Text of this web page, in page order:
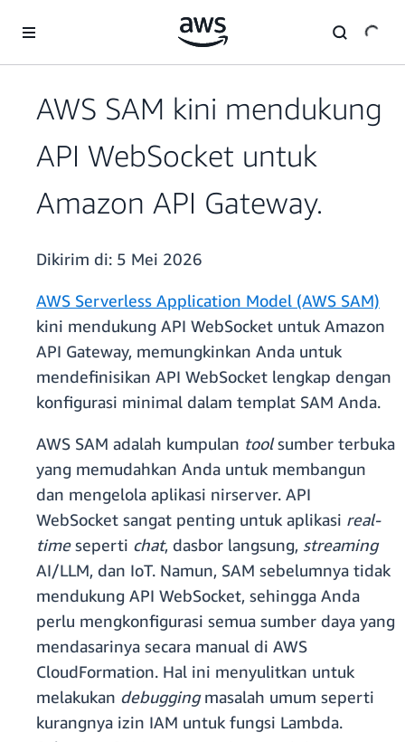
AWS SAM kini mendukung
API WebSocket untuk
Amazon API Gateway.
Dikirim di: 5 Mei 2026
AWS Serverless Application Model (AWS SAM)
kini mendukung API WebSocket untuk Amazon
API Gateway, memungkinkan Anda untuk
mendefinisikan API WebSocket lengkap dengan
konfigurasi minimal dalam templat SAM Anda.
AWS SAM adalah kumpulan toolsumber terbuka
yang memudahkan Anda untuk membangun
dan mengelola aplikasi nirserver. API
WebSocket sangat penting untuk aplikasi real-
timeseperti chat, dasbor langsung, streaming
AI/LLM, dan IoT. Namun, SAM sebelumnya tidak
mendukung API WebSocket, sehingga Anda
perlu mengkonfigurasi semua sumber daya yang
mendasarinya secara manual di AWS
CloudFormation. Hal ini menyulitkan untuk
melakukan debuggingmasalah umum seperti
kurangnya izin IAM untuk fungsi Lambda.